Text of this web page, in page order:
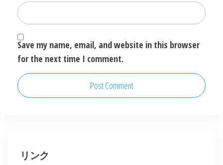
Save my name, email, and website in this browser
for the next time I comment.
リンク